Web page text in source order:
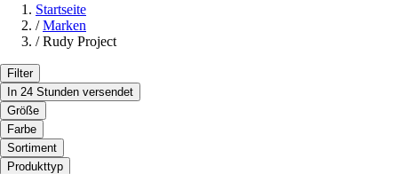
Startseite
/ Marken
/ Rudy Project
Filter
In 24 Stunden versendet
Größe
Farbe
Sortiment
Produkttyp